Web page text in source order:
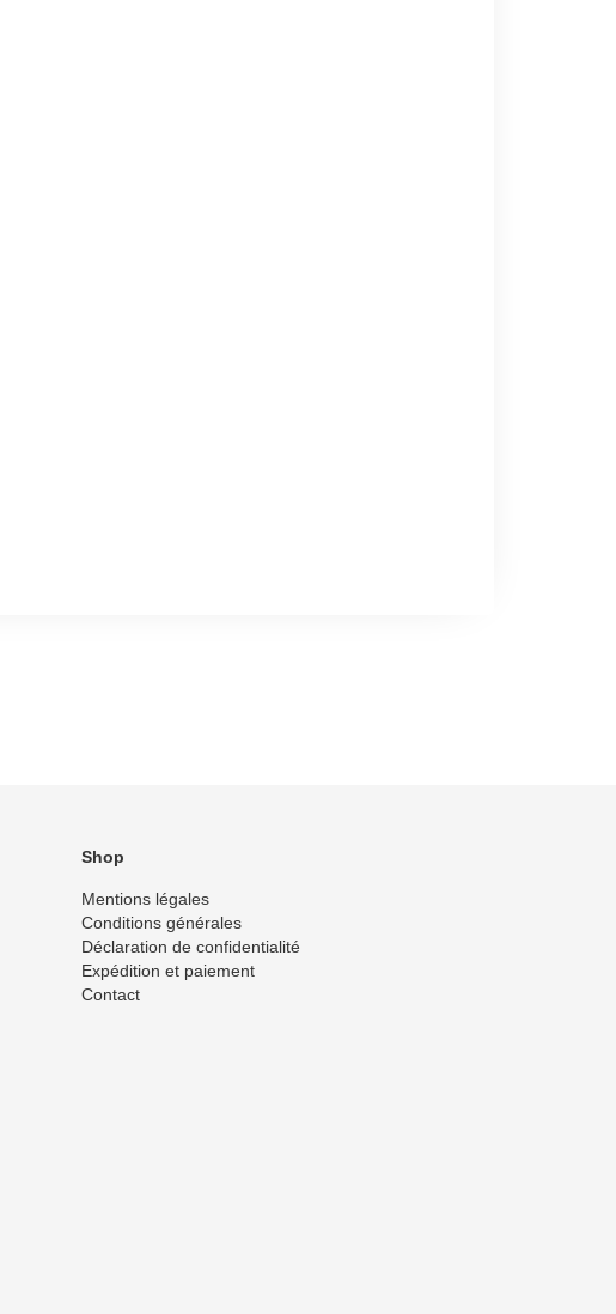
Shop
Mentions légales
Conditions générales
Déclaration de confidentialité
Expédition et paiement
Contact